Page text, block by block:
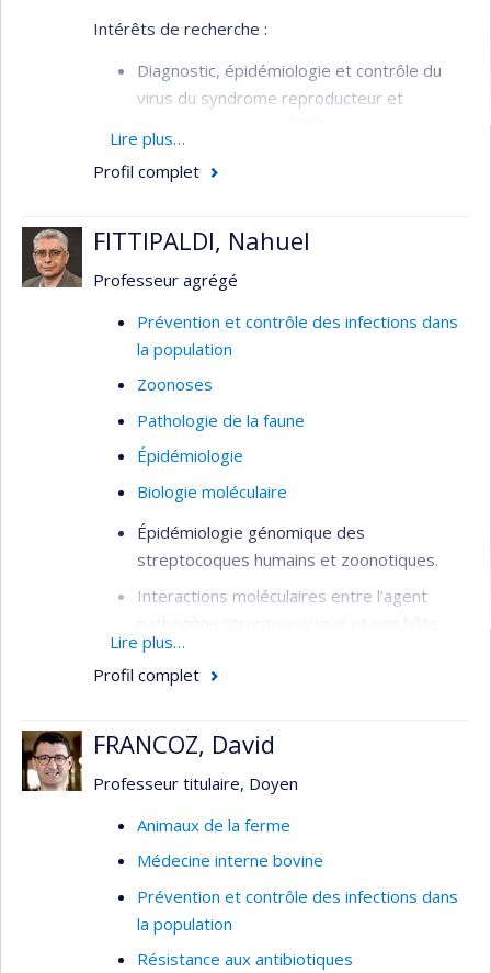
Intérêts de recherche :
Diagnostic, épidémiologie et contrôle du
virus du syndrome reproducteur et
Facteurs influençant la performance des
porcelets en période pré- et post-
Étude sur la réforme et la mortalité des
reproducteurs dans les troupeaux porcins.
Épidémiologie des maladies infectieuses
Lire plus…
Profil complet
FITTIPALDI, Nahuel
Professeur agrégé
Prévention et contrôle des infections dans
la population
Zoonoses
Pathologie de la faune
Épidémiologie
Biologie moléculaire
Épidémiologie génomique des
streptocoques humains et zoonotiques.
Interactions moléculaires entre l’agent
pathogène streptococcique et son hôte.
Portage asymptomatique de
streptocoques.
Lire plus…
Profil complet
FRANCOZ, David
Professeur titulaire, Doyen
Animaux de la ferme
Médecine interne bovine
Prévention et contrôle des infections dans
la population
Résistance aux antibiotiques